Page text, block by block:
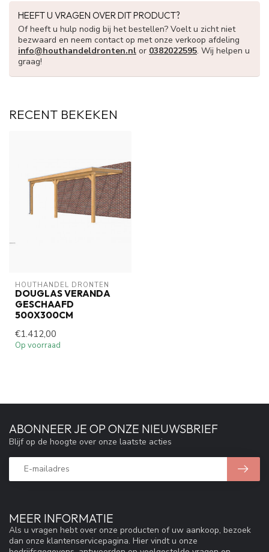
HEEFT U VRAGEN OVER DIT PRODUCT?
Of heeft u hulp nodig bij het bestellen? Voelt u zicht niet
bezwaard en neem contact op met onze verkoop afdeling
info@houthandeldronten.nl or 0382022595. Wij helpen u
graag!
RECENT BEKEKEN
HOUTHANDEL DRONTEN
DOUGLAS VERANDA
GESCHAAFD
500X300CM
€1.412,00
Op voorraad
MEER INFORMATIE
Als u vragen hebt over onze producten of uw aankoop, bezoek
dan onze klantenservicepagina. Hier vindt u onze
ABONNEER JE OP ONZE NIEUWSBRIEF
Blijf op de hoogte over onze laatste acties